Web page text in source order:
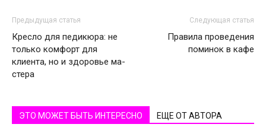
Предыдущая статья
Кресло для педикюра: не
только комфорт для
клиента, но и здоровье ма-
стера
Следующая статья
Правила проведения
поминок в кафе
ЭТО МОЖЕТ БЫТЬ ИНТЕРЕСНО ЕЩЕ ОТ АВТОРА